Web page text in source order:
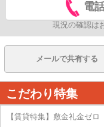
電
現況の確認は
メールで共有する
こだわり特集
【賃貸特集】敷金礼金ゼロ